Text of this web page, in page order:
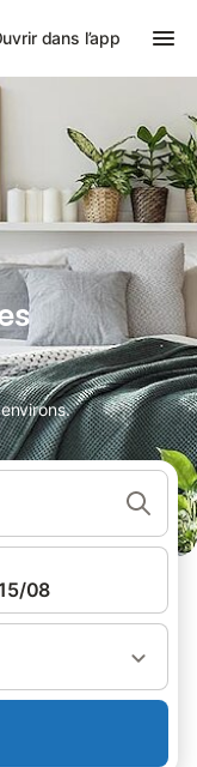
dans l’app
08